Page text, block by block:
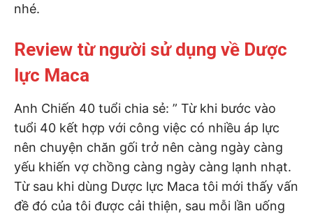
nhé.
Review từ người sử dụng về Dược
lực Maca
Anh Chiến 40 tuổi chia sẻ: ” Từ khi bước vào
tuổi 40 kết hợp với công việc có nhiều áp lực
nên chuyện chăn gối trở nên càng ngày càng
yếu khiến vợ chồng càng ngày càng lạnh nhạt.
Từ sau khi dùng Dược lực Maca tôi mới thấy vấn
đề đó của tôi được cải thiện, sau mỗi lần uống